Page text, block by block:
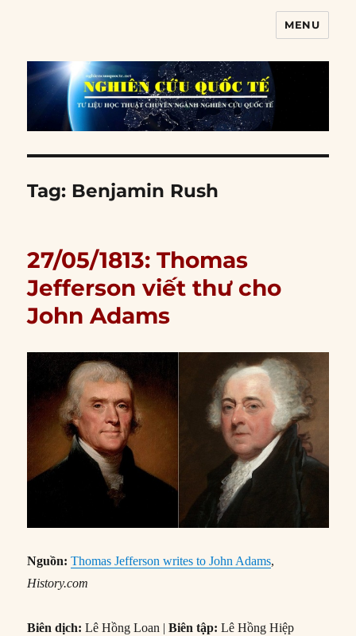
MENU
Tag: Benjamin Rush
27/05/1813: Thomas
Jefferson viết thư cho
John Adams
Nguồn: Thomas Jefferson writes to John Adams,
History.com
Biên dịch: Lê Hồng Loan |Biên tập:Lê Hồng Hiệp